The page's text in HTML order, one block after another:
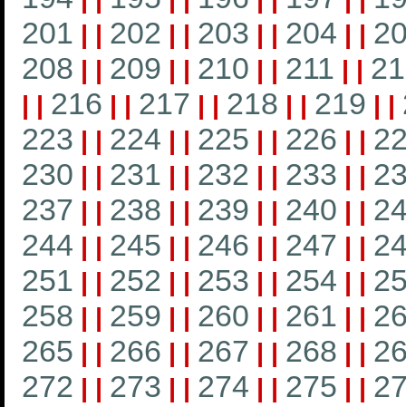
201 | | 202 | | 203 | | 204 | |
208 | | 209 | | 210 | | 211 | |
| | 216 | | 217 | | 218 | | 219 | |
223 | | 224 | | 225 | | 226 | |
230 | | 231 | | 232 | | 233 | |
237 | | 238 | | 239 | | 240 | |
244 | | 245 | | 246 | | 247 | |
251 | | 252 | | 253 | | 254 | |
258 | | 259 | | 260 | | 261 | |
265 | | 266 | | 267 | | 268 | |
272 | | 273 | | 274 | | 275 | |